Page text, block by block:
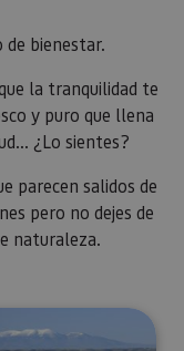
de bienestar.
la tranquilidad te
y puro que llena
¿Lo sientes?
parecen salidos de
pero no dejes de
naturaleza.